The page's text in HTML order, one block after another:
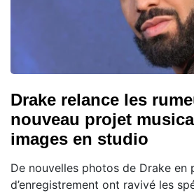
Drake relance les
nouveau projet
images en studio
De nouvelles photos de Drake en
d’enregistrement ont ravivé les